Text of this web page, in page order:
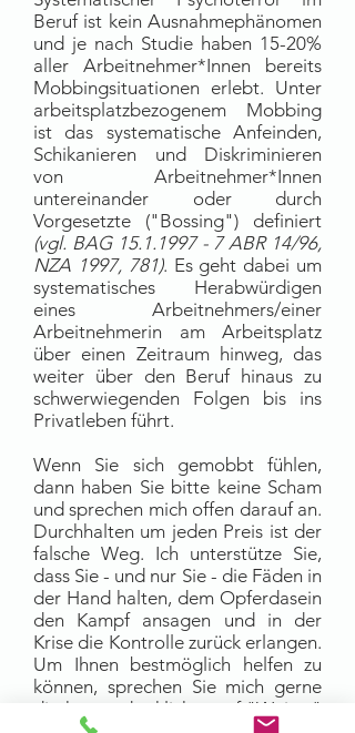
Beruf ist kein Ausnahmephänomen
und je nach Studie haben 15-20%
aller Arbeitnehmer*Innen bereits
Mobbingsituationen erlebt. Unter
arbeitsplatzbezogenem Mobbing
ist das systematische Anfeinden,
Schikanieren und Diskriminieren
von Arbeitnehmer*Innen
untereinander oder durch
Vorgesetzte ("Bossing") definiert
(vgl. BAG 15.1.1997 - 7ABR 14/96,
NZA 1997, 781). Es geht dabei um
systematisches Herabwürdigen
eines Arbeitnehmers/einer
Arbeitnehmerin am Arbeitsplatz
über einen Zeitraum hinweg, das
weiter über den Beruf hinaus zu
schwerwiegenden Folgen bis ins
Privatleben führt.
Wenn Sie sich gemobbt fühlen,
dann haben Sie bitte keine Scham
und sprechen mich offen darauf an.
Durchhalten um jeden Preis ist der
falsche Weg. Ich unterstütze Sie,
dass Sie - und nur Sie - die Fäden in
der Hand halten, dem Opferdasein
den Kampf ansagen und in der
Krise die Kontrolle zurück erlangen.
Um Ihnen bestmöglich helfen zu
können, sprechen Sie mich gerne
direkt an oder klicken auf "Weiter"